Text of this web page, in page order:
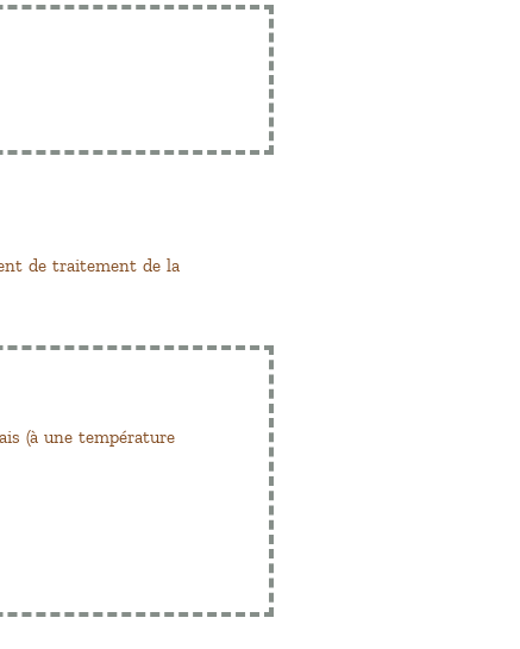
de traitement de la
(à une température